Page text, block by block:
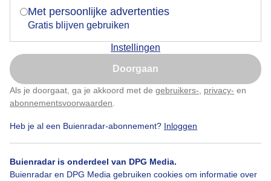
Met persoonlijke advertenties
Gratis blijven gebruiken
Instellingen
Doorgaan
Als je doorgaat, ga je akkoord met de gebruikers- privacy- en
abonnementsvoorwaarden
Heb je al een Buienradar-abonnement? Inloggen
Buienradar is onderdeel van DPG Media.
Buienradar en DPG Media gebruiken cookies om informatie over
Zonnetje verliest het van de bewolking
Winter Zon Wolken
Nu niet, misschien later
Klik hierom dit aan te passen